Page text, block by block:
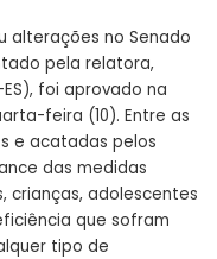
alterações no Senado
pela relatora,
foi aprovado na
feira (10). Entre as
e acatadas pelos
das medidas
crianças, adolescentes
que sofram
tipo de